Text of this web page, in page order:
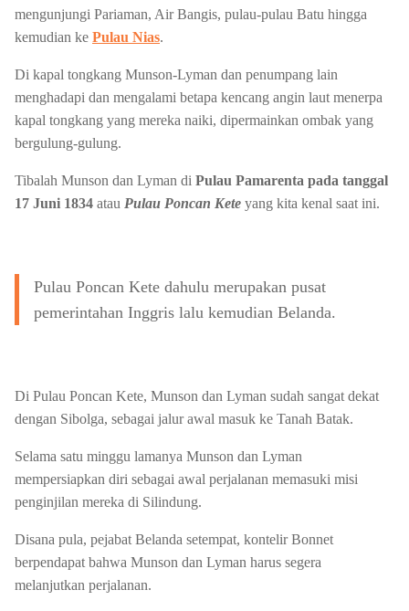
mengunjungi Pariaman, Air Bangis, pulau-pulau Batu hingga
kemudian ke Pulau Nias.
Di kapal tongkang Munson-Lyman dan penumpang lain
menghadapi dan mengalami betapa kencang angin laut menerpa
kapal tongkang yang mereka naiki, dipermainkan ombak yang
bergulung-gulung.
Tibalah Munson dan Lyman di Pulau Pamarenta pada tanggal
17 Juni 1834 atau Pulau Poncan Kete yang kita kenal saat ini.
Pulau Poncan Kete dahulu merupakan pusat
pemerintahan Inggris lalu kemudian Belanda.
Di Pulau Poncan Kete, Munson dan Lyman sudah sangat dekat
dengan Sibolga, sebagai jalur awal masuk ke Tanah Batak.
Selama satu minggu lamanya Munson dan Lyman
mempersiapkan diri sebagai awal perjalanan memasuki misi
penginjilan mereka di Silindung.
Disana pula, pejabat Belanda setempat, kontelir Bonnet
berpendapat bahwa Munson dan Lyman harus segera
melanjutkan perjalanan.